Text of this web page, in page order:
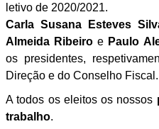
letivo de 2020/2021.
Carla Susana Esteves
Almeida Ribeiro e Paulo
os presidentes,
Direção e do Conselho Fiscal.
A todos os eleitos os nossos
trabalho.